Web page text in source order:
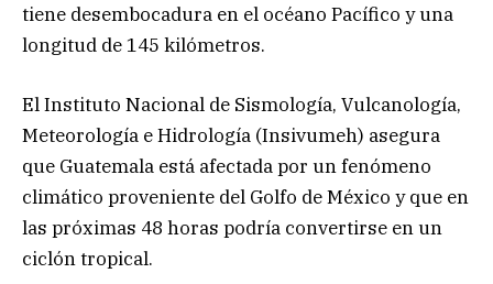
tiene desembocadura en el océano Pacífico y una
longitud de 145 kilómetros.
El Instituto Nacional de Sismología, Vulcanología,
Meteorología e Hidrología (Insivumeh) asegura
que Guatemala está afectada por un fenómeno
climático proveniente del Golfo de México y que en
las próximas 48 horas podría convertirse en un
ciclón tropical.